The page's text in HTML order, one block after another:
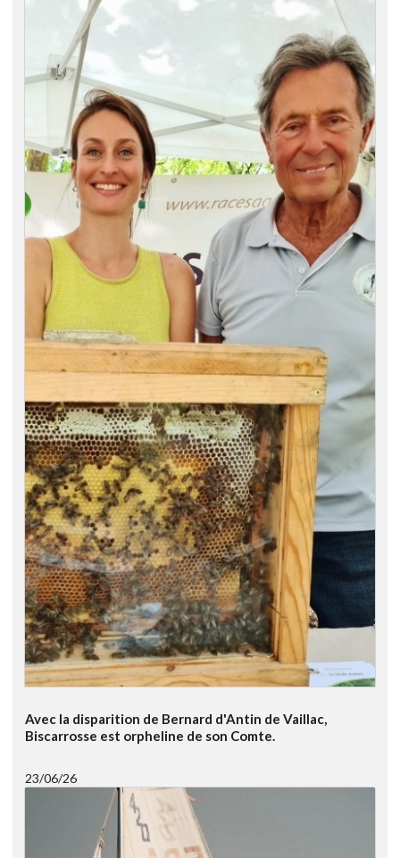
Avec la disparition de Bernard d'Antin de Vaillac,
Biscarrosse est orpheline de son Comte.
23/06/26